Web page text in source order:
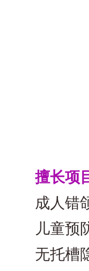
擅长项
成人错颌
儿童预防
无托槽隐